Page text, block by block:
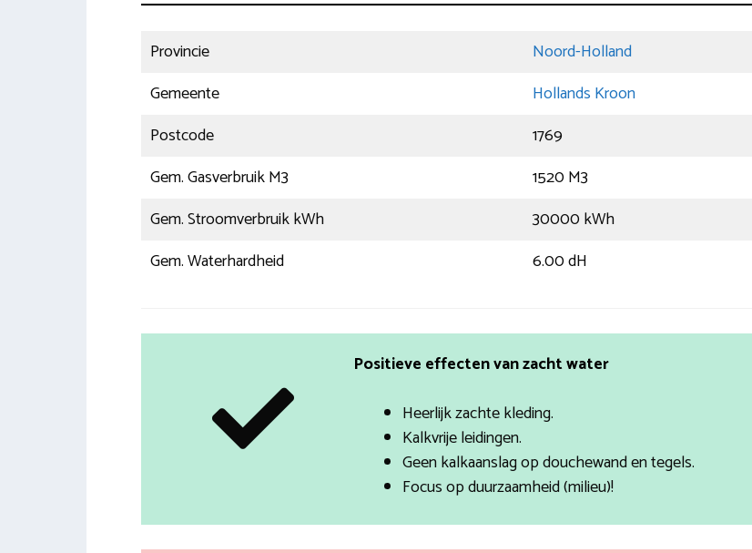
Provincie
Noord-Holland
Gemeente
Hollands Kroon
Postcode
1769
Gem. Gasverbruik M3
1520 M3
Gem. Stroomverbruik kWh
30000 kWh
Gem. Waterhardheid
6.00 dH
Positieve effecten van zacht water
Heerlijk zachte kleding.
Kalkvrije leidingen.
Geen kalkaanslag op douchewand en tegels.
Focus op duurzaamheid (milieu)!